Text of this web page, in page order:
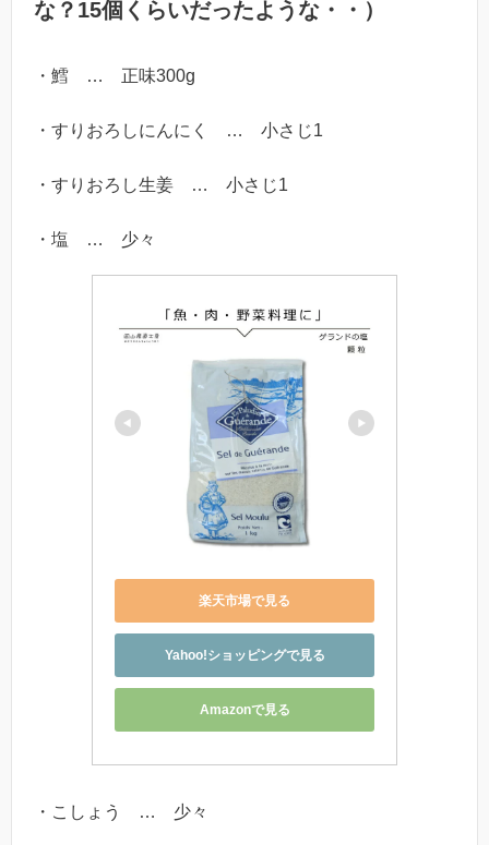
な？15個くらいだったような・・）
・鱈 … 正味300g
・すりおろしにんにく … 小さじ1
・すりおろし生姜 … 小さじ1
・塩 … 少々
楽天市場で見る
Yahoo!ショッピングで見る
Amazonで見る
・こしょう … 少々